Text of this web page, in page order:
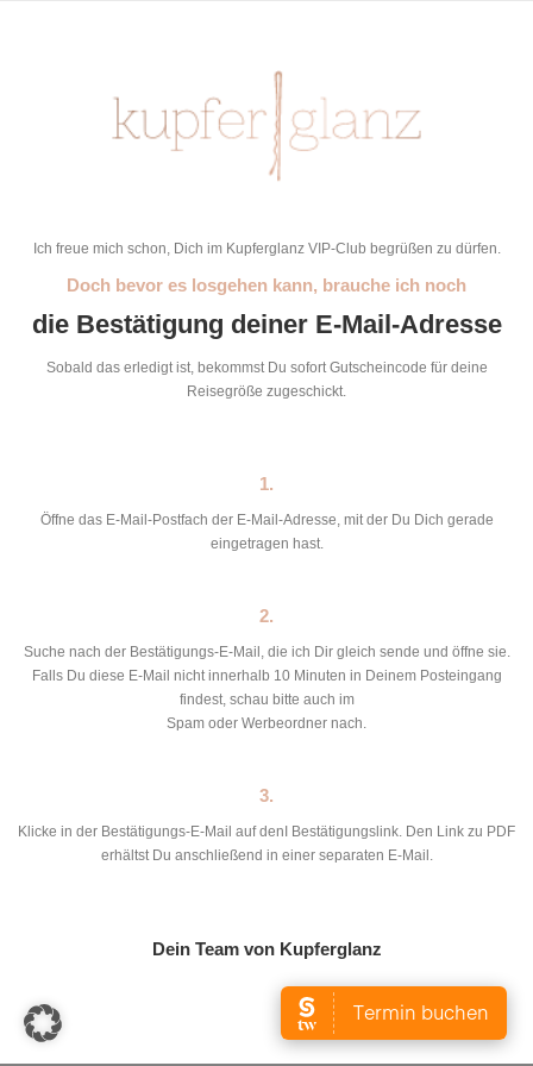
Ich freue mich schon, Dich im Kupferglanz VIP-Club begrüßen zu dürfen.
Doch bevor es losgehen kann, brauche ich noch
die Bestätigung deiner E-Mail-Adresse
Sobald das erledigt ist, bekommst Du sofort Gutscheincode für deine
Reisegröße zugeschickt.
1.
Öffne das E-Mail-Postfach der E-Mail-Adresse, mit der Du Dich gerade
eingetragen hast.
2.
Suche nach der Bestätigungs-E-Mail, die ich Dir gleich sende und öffne sie.
Falls Du diese E-Mail nicht innerhalb 10 Minuten in Deinem Posteingang
findest, schau bitte auch im
Spam oder Werbeordner nach.
3.
Klicke in der Bestätigungs-E-Mail auf denI Bestätigungslink. Den Link zu PDF
erhältst Du anschließend in einer separaten E-Mail.
Dein Team von Kupferglanz